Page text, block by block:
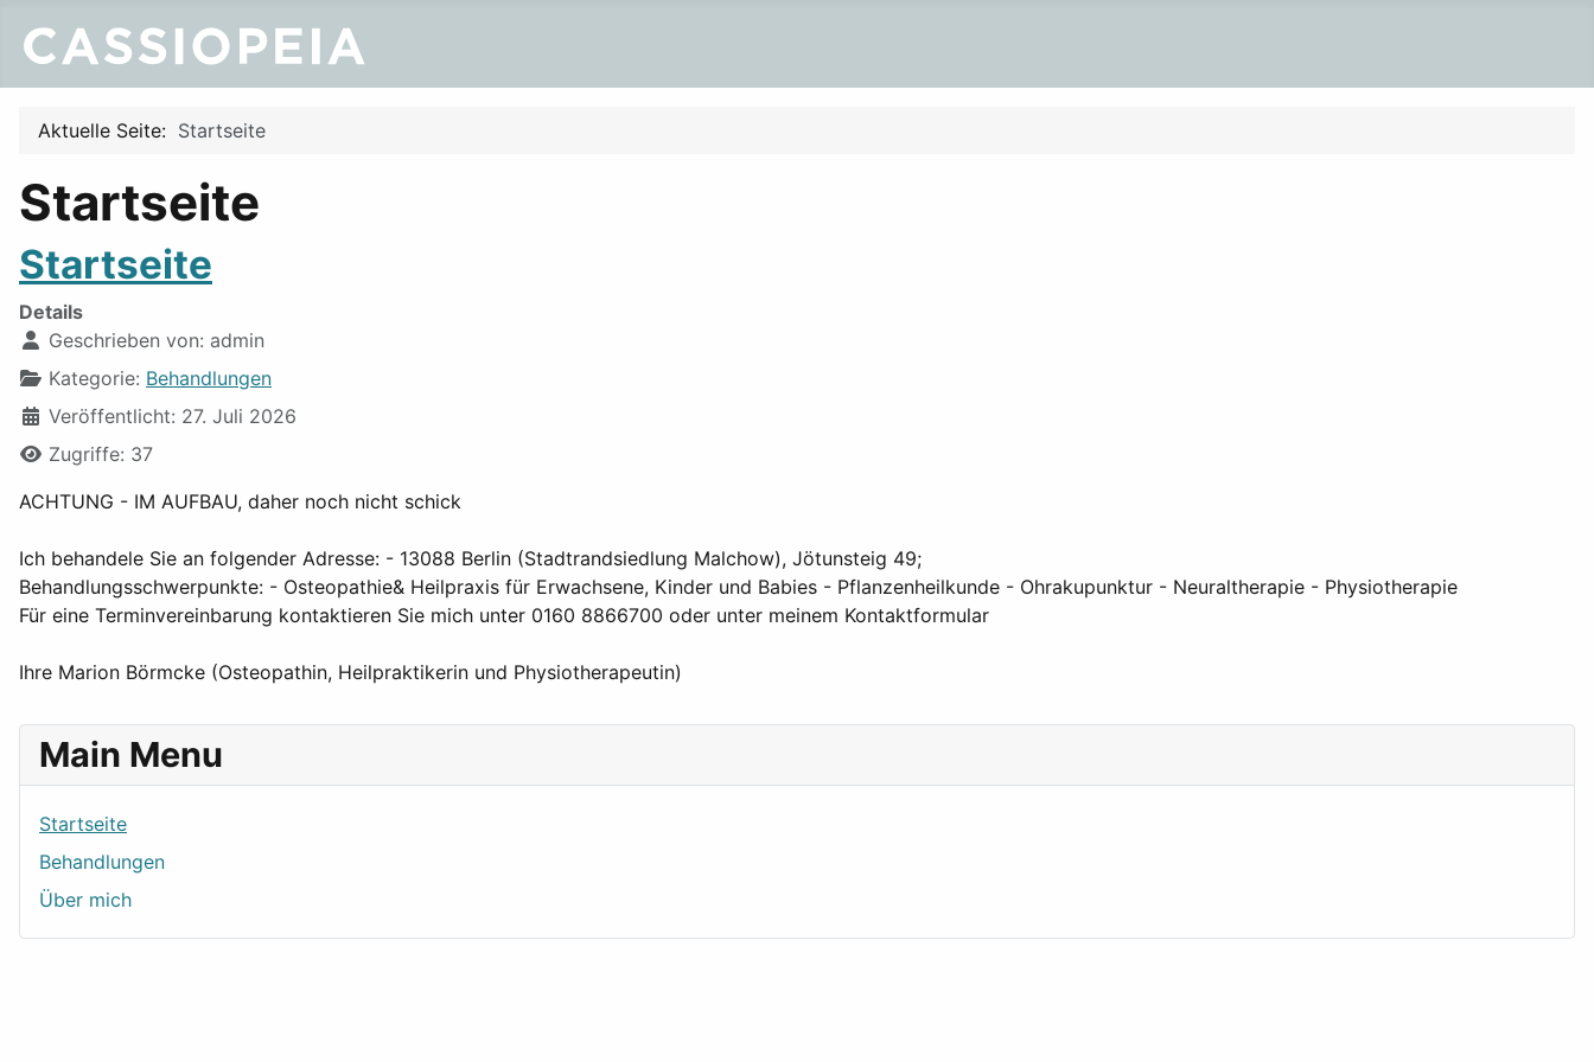
Aktuelle Seite: Startseite
Startseite
Startseite
Details
Geschrieben von: admin
Kategorie: Behandlungen
Veröffentlicht: 27. Juli 2026
Zugriffe: 37
ACHTUNG - IM AUFBAU, daher noch nicht schick
Ich behandele Sie an folgender Adresse: - 13088 Berlin (Stadtrandsiedlung Malchow), Jötunsteig 49;
Behandlungsschwerpunkte: - Osteopathie& Heilpraxis für Erwachsene, Kinder und Babies - Pflanzenheilkunde - Ohrakupunktur - Neuraltherapie - Physiotherapie
Für eine Terminvereinbarung kontaktieren Sie mich unter 0160 8866700 oder unter meinem Kontaktformular
Ihre Marion Börmcke (Osteopathin, Heilpraktikerin und Physiotherapeutin)
Main Menu
Startseite
Behandlungen
Über mich